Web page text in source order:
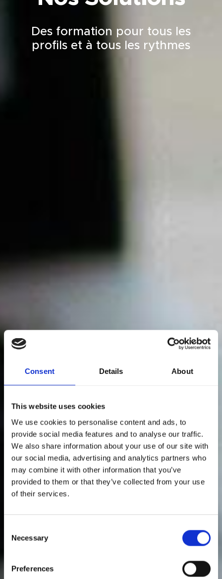
Consent Details About
This website uses cookies
We use cookies to personalise content and ads, to
provide social media features and to analyse our traffic.
We also share information about your use of our site with
our social media, advertising and analytics partners who
may combine it with other information that you’ve
provided to them or that they’ve collected from your use
of their services.
Selection
Necessary
Preferences
Des formation pour tous les
profils et à tous les rythmes